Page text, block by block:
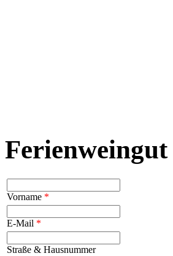
Vorname *
E-Mail *
Straße & Hausnummer